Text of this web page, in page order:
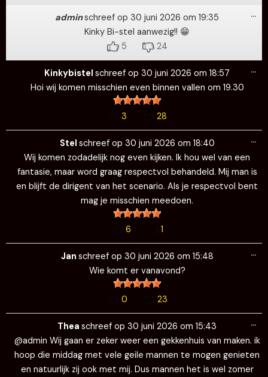
adminschreef op 30 juni 2026 om 19:35
Kinky Bi-stel aanwezig!! 😁
5
24
…
Kinkybistel schreef op 30 juni 2026 om 18:57
Hoi wij komen misschien even binnen vallen om 19.30
3 28
…
Stel schreef op 30 juni 2026 om 18:40
Wij komen zodadelijk nog even kijken. Ik hou wel van een
fantasie, maar word graag respectvol behandeld. Mij man is
en blijft de dirigent van het scenario. Als je respectvol bent
mag je misschien meedoen.
6 1
…
Jan schreef op 30 juni 2026 om 15:48
Wie komt er vanavond?
0 23
…
Thea schreef op 30 juni 2026 om 15:43
@admin Wij gaan er zeker weer een gekkenhuis van maken. ik
hoop die middag met vele geile mannen te mogen genieten
en natuurlijk zij ook met mij. Dus mannen het is wel zomer
…